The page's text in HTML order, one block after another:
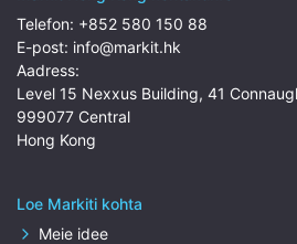
Telefon: +852 580 150 88
E-post: info@markit.hk
Aadress:
Level 15 Nexxus Building, 41
999077 Central
Hong Kong
Loe Markiti kohta
Meie idee